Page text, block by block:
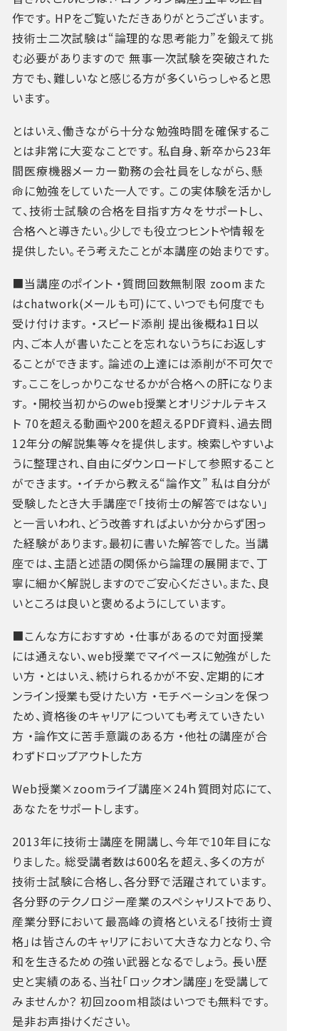
作です。 HPをご覧いただきありがとうございます。
技術士二次試験は“論理的な思考能力”を鍛えて挑
む必要がありますので 無事一次試験を突破された
方でも、難しいなと感じる方が多くいらっしゃると思
います。
とはいえ、働きながら十分な勉強時間を確保するこ
とは非常に大変なことです。 私自身、新卒から23年
間医療機器メーカー勤務の会社員をしながら、懸
命に勉強をしていた一人です。 この実体験を活かし
て、技術士試験の合格を目指す方々をサポートし、
合格へと導きたい。少しでも役立つヒントや情報を
提供したい。そう考えたことが本講座の始まりです。
■当講座のポイント ・質問回数無制限 zoomまた
はchatwork(メールも可)にて、いつでも何度でも
受け付けます。 ・スピード添削 提出後概ね1日以
内、ご本人が書いたことを忘れないうちにお返しす
ることができます。 論述の上達には添削が不可欠で
す。ここをしっかりこなせるかが合格への肝になりま
す。 ・開校当初からのweb授業とオリジナルテキス
ト 70を超える動画や200を超えるPDF資料、過去問
12年分の解説集等々を提供します。 検索しやすいよ
うに整理され、自由にダウンロードして参照すること
ができます。 ・イチから教える“論作文” 私は自分が
受験したとき大手講座で「技術士の解答ではない」
と一言いわれ、どう改善すればよいか分からず困っ
た経験があります。最初に書いた解答でした。 当講
座では、主語と述語の関係から論理の展開まで、丁
寧に細かく解説しますのでご安心ください。また、良
いところは良いと褒めるようにしています。
■こんな方におすすめ ・仕事があるので対面授業
には通えない、web授業でマイペースに勉強がした
い方 ・とはいえ、続けられるかが不安、定期的にオ
ンライン授業も受けたい方 ・モチベーションを保つ
ため、資格後のキャリアについても考えていきたい
方 ・論作文に苦手意識のある方 ・他社の講座が合
わずドロップアウトした方
Web授業×zoomライブ講座×24ｈ質問対応にて、
あなたをサポートします。
2013年に技術士講座を開講し、今年で10年目にな
りました。 総受講者数は600名を超え、多くの方が
技術士試験に合格し、各分野で活躍されています。
各分野のテクノロジー産業のスペシャリストであり、
産業分野において最高峰の資格といえる「技術士資
格」は皆さんのキャリアにおいて大きな力となり、令
和を生きるための強い武器となるでしょう。 長い歴
史と実績のある、当社「ロックオン講座」を受講して
みませんか？ 初回zoom相談はいつでも無料です。
是非お声掛けください。